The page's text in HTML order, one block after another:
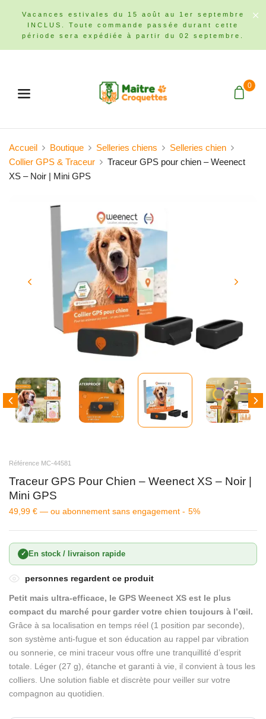
Vacances estivales du 15 août au 1er septembre
INCLUS. Toute commande passée durant cette
période sera expédiée à partir du 02 septembre.
0
Accueil Boutique Selleries chiens
Selleries chien
Collier GPS & Traceur
Traceur GPS pour chien – Weenect
XS – Noir | Mini GPS
Référence MC-44581
Traceur GPS Pour Chien – Weenect XS – Noir |
Mini GPS
49,99 € — ou abonnement sans engagement - 5%
✓ En stock / livraison rapide
personnes regardent ce produit
Petit mais ultra-efficace, le GPS Weenect XS est le plus
compact du marché pour garder votre chien toujours à l’œil.
Grâce à sa localisation en temps réel (1 position par seconde),
son système anti-fugue et son éducation au rappel par vibration
ou sonnerie, ce mini traceur vous offre une tranquillité d’esprit
totale. Léger (27 g), étanche et garanti à vie, il convient à tous les
colliers. Une solution fiable et discrète pour veiller sur votre
compagnon au quotidien.